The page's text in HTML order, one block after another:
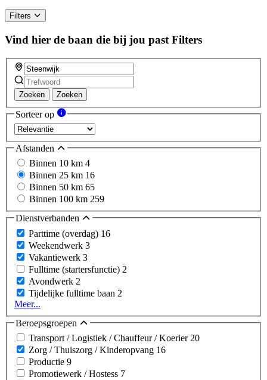
Filters
Vind hier de baan die bij jou past Filters
Zoeken Zoeken
Sorteer op
Afstanden
Binnen 10 km 4
Binnen 25 km 16
Binnen 50 km 65
Binnen 100 km 259
Dienstverbanden
Parttime (overdag) 16
Weekendwerk 3
Vakantiewerk 3
Fulltime (startersfunctie) 2
Avondwerk 2
Tijdelijke fulltime baan 2
Meer...
Beroepsgroepen
Transport / Logistiek / Chauffeur / Koerier20
Zorg / Thuiszorg / Kinderopvang 16
Productie 9
Promotiewerk / Hostess 7